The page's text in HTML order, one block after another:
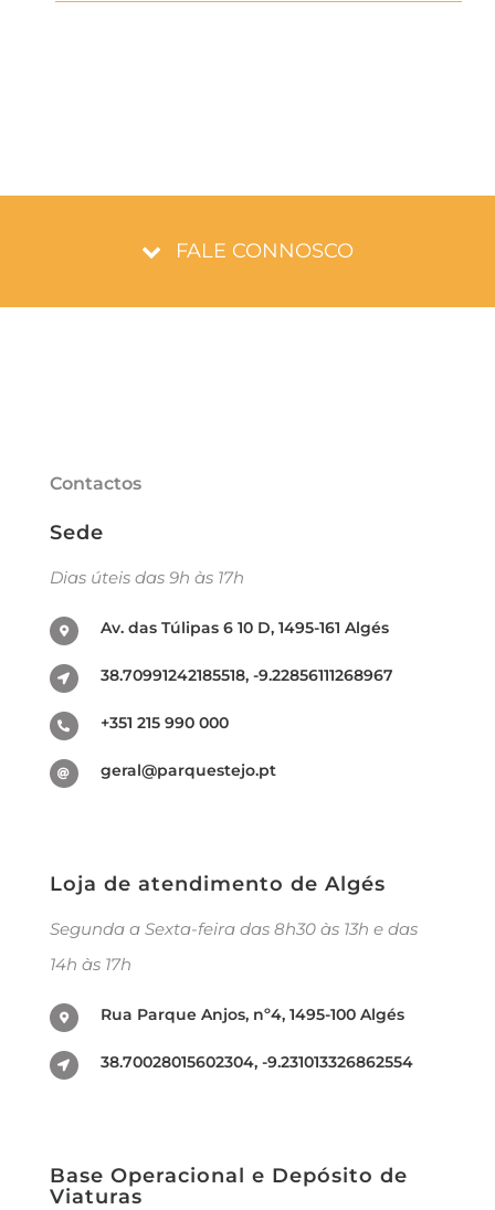
FALE CONNOSCO
Contactos
Sede
Dias úteis das 9h às 17h
Av. das Túlipas 6 10 D, 1495-161 Algés
38.70991242185518, -9.22856111268967
+351 215 990 000
geral@parquestejo.pt
Loja de atendimento de Algés
Segunda a Sexta-feira das 8h30 às 13h e das
14h às 17h
Rua Parque Anjos, nº4, 1495-100 Algés
38.70028015602304, -9.231013326862554
Base Operacional e Depósito de
Viaturas